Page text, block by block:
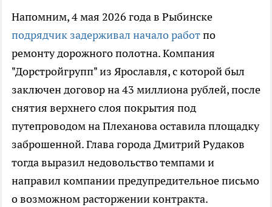
Напомним, 4 мая 2026 года в Рыбинске
подрядчик задерживал начало работпо
ремонту дорожного полотна. Компания
"Дорстройгрупп" из Ярославля, с которой был
заключен договор на 43 миллиона рублей, после
снятия верхнего слоя покрытия под
путепроводом на Плеханова оставила площадку
заброшенной. Глава города Дмитрий Рудаков
тогда выразил недовольство темпами и
направил компании предупредительное письмо
о возможном расторжении контракта.